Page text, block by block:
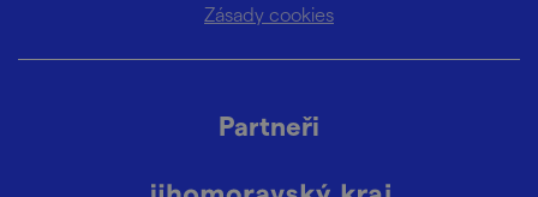
Zásady cookies
Partneři